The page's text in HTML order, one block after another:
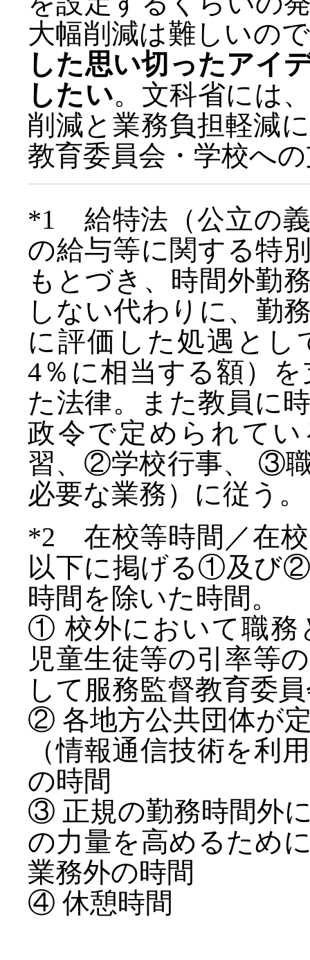
大幅削減は難しいの
した思い切ったアイ
したい。文科省には
削減と業務負担軽減
教育委員会・学校へ
*1 給特法（公立の
の給与等に関する特
もとづき、時間外勤
しない代わりに、勤
に評価した処遇とし
4％に相当する額）
た法律。また教員に
政令で定められて
習、②学校行事、 ③
必要な業務）に従う。
*2 在校等時間／在
以下に掲げる①及び
時間を除いた時間。
① 校外において職務
児童生徒等の引率等
して服務監督教育委
② 各地方公共団体が
（情報通信技術を利
の時間
③ 正規の勤務時間外
の力量を高めるため
業務外の時間
④ 休憩時間